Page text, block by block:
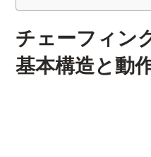
チェーフィン
基本構造と動